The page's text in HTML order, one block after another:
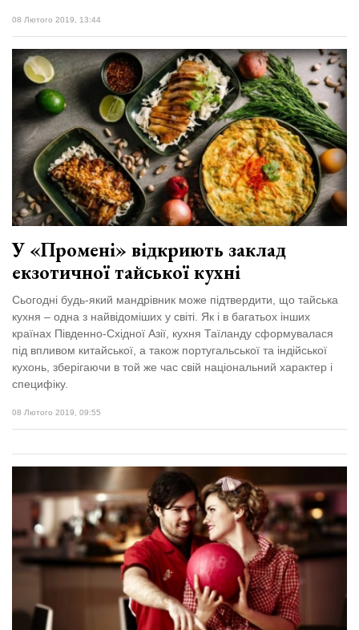
08 Лютого 2019, 13:44
У «Промені» відкриють заклад
екзотичної тайської кухні
Сьогодні будь-який мандрівник може підтвердити, що тайська
кухня – одна з найвідоміших у світі. Як і в багатьох інших
країнах Південно-Східної Азії, кухня Таїланду сформувалася
під впливом китайської, а також португальської та індійської
кухонь, зберігаючи в той же час свій національний характер і
специфіку.
08 Лютого 2019, 09:55